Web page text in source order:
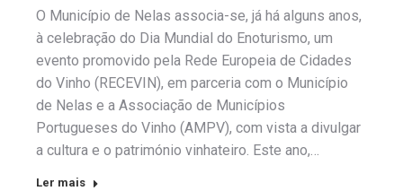
O Município de Nelas associa-se, já há alguns anos,
à celebração do Dia Mundial do Enoturismo, um
evento promovido pela Rede Europeia de Cidades
do Vinho (RECEVIN), em parceria com o Município
de Nelas e a Associação de Municípios
Portugueses do Vinho (AMPV), com vista a divulgar
a cultura e o património vinhateiro. Este ano,…
Ler mais